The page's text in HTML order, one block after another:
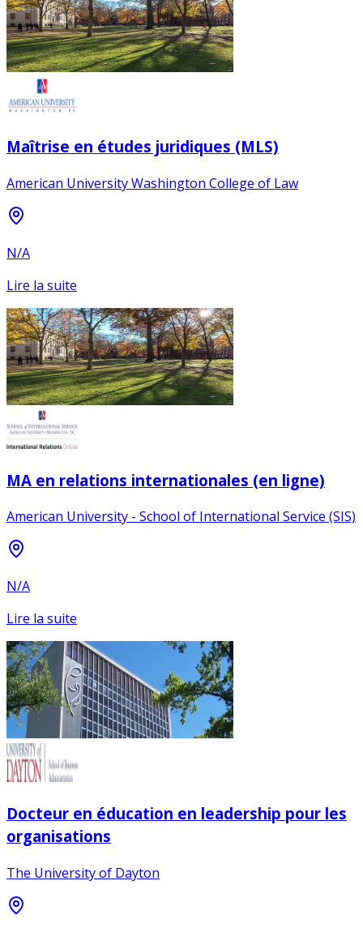
Maîtrise en études juridiques (MLS)
American University Washington College of Law
N/A
Lire la suite
MA en relations internationales (en ligne)
American University - School of International Service (SIS)
N/A
Lire la suite
Docteur en éducation en leadership pour les
organisations
The University of Dayton